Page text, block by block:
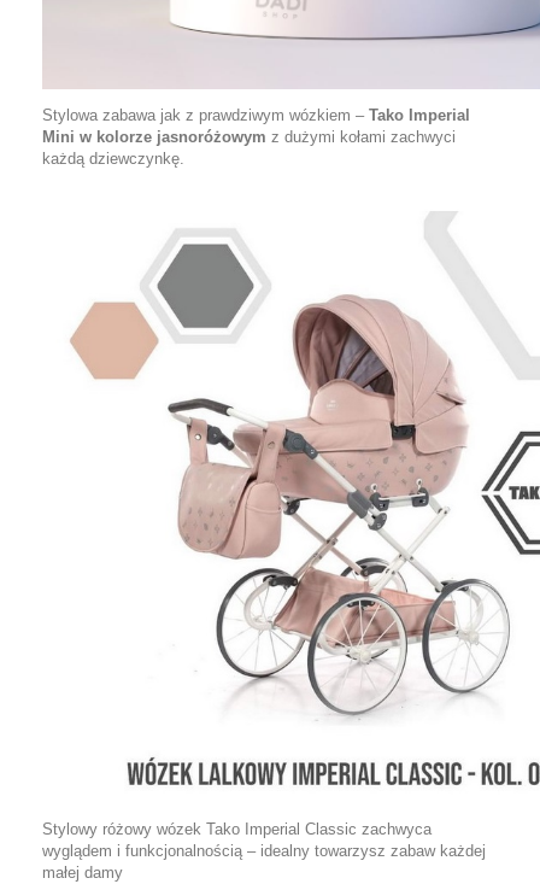
Stylowa zabawa jak z prawdziwym wózkiem – Tako Imperial
Mini w kolorze jasnoróżowym z dużymi kołami zachwyci
każdą dziewczynkę.
Stylowy różowy wózek Tako Imperial Classic zachwyca
wyglądem i funkcjonalnością – idealny towarzysz zabaw każdej
małej damy